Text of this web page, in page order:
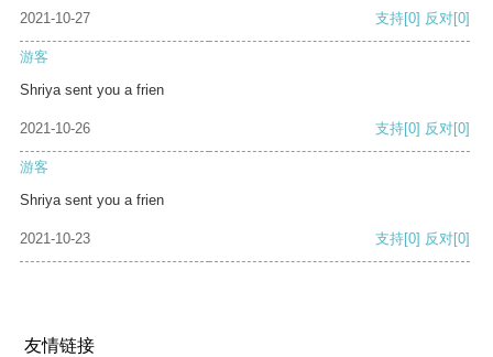
2021-10-27 支持[0] 反对[0]
游客
Shriya sent you a frien
2021-10-26 支持[0] 反对[0]
游客
Shriya sent you a frien
2021-10-23 支持[0] 反对[0]
友情链接